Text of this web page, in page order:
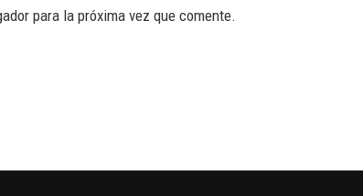
para la próxima vez que comente.